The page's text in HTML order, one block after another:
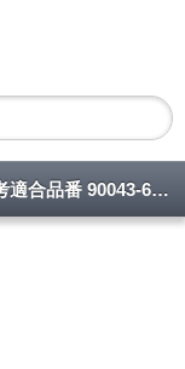
ダイハツ車用 フロントハブベアリング 参考適合品番 90043-63319/90043-63320/43560-B2020/43560-B2030